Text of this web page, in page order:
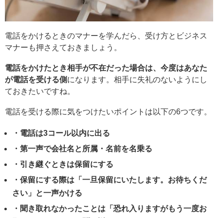
電話をかけるときのマナーを学んだら、受け方とビジネス
マナーも押さえておきましょう。
電話をかけたとき相手が不在だった場合は、今度はあなた
が電話を受ける側 になります。相手に失礼のないようにし
ておきたいですね。
電話を受ける際に気をつけたいポイントは以下の6つです。
・電話は3コール以内に出る
・第一声で会社名と所属・名前を名乗る
・引き継ぐときは保留にする
・保留にする際は「一旦保留にいたします。お待ちくだ
さい」と一声かける
・聞き取れなかったことは「恐れ入りますがもう一度お